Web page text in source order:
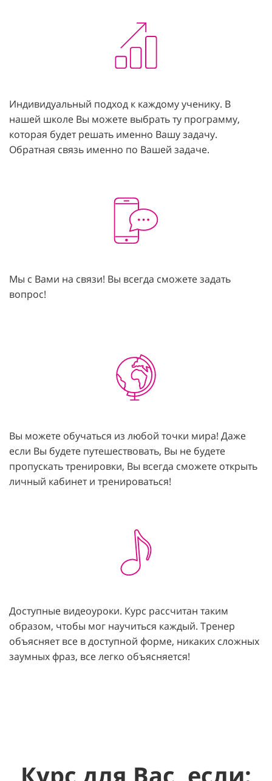
Индивидуальный подход к каждому ученику. В
нашей школе Вы можете выбрать ту программу,
которая будет решать именно Вашу задачу.
Обратная связь именно по Вашей задаче.
Мы с Вами на связи! Вы всегда сможете задать
вопрос!
Вы можете обучаться из любой точки мира! Даже
если Вы будете путешествовать, Вы не будете
пропускать тренировки, Вы всегда сможете открыть
личный кабинет и тренироваться!
Доступные видеоуроки. Курс рассчитан таким
образом, чтобы мог научиться каждый. Тренер
объясняет все в доступной форме, никаких сложных
заумных фраз, все легко объясняется!